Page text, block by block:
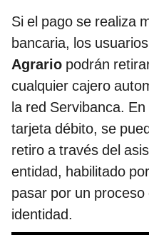
Si el pago se realiza
bancaria, los
Agrario podrán
cualquier cajero
la red Servibanca.
tarjeta débito, se
retiro a través del
entidad, habilitado
pasar por un
identidad.